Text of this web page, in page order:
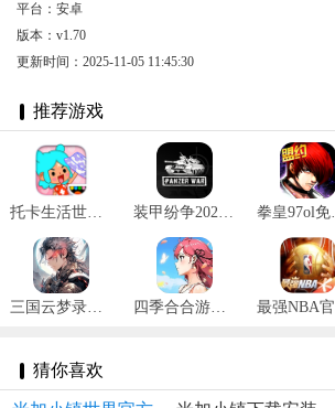
平台：安卓
版本：v1.70
更新时间：2025-11-05 11:45:30
推荐游戏
托卡生活世界全解锁版本2025 v1.72 装甲纷争2025最新版 v2024.1.18.2 拳
三国云梦录正式版 v0.24.4 四季合合游戏最新版 v1.1.3
猜你喜欢